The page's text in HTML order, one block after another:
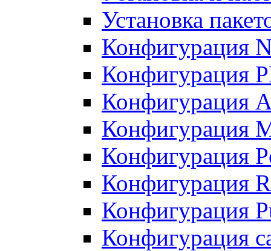
Установка
Конфигурация
Конфигурация
Конфигурация
Конфигурация
Конфигурация
Конфигурация
Конфигурация
Конфигурация